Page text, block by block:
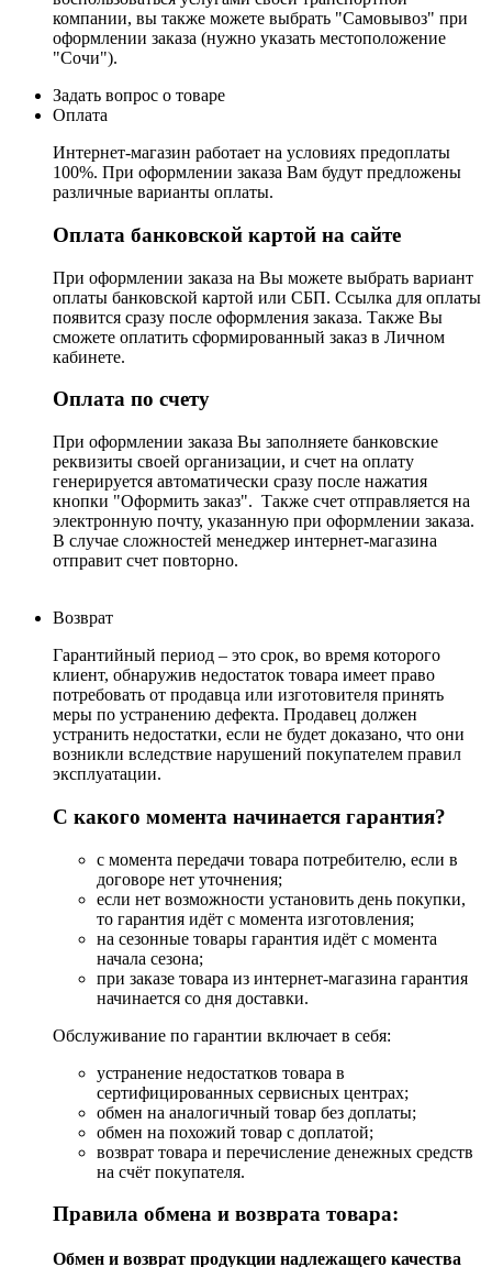
компании, вы также можете выбрать "Самовывоз" при
оформлении заказа (нужно указать местоположение
"Сочи").
Задать вопрос о товаре
Оплата
Интернет-магазин работает на условиях предоплаты
100%. При оформлении заказа Вам будут предложены
различные варианты оплаты.
Оплата банковской картой на сайте
При оформлении заказа на Вы можете выбрать вариант
оплаты банковской картой или СБП. Ссылка для оплаты
появится сразу после оформления заказа. Также Вы
сможете оплатить сформированный заказ в Личном
кабинете.
Оплата по счету
При оформлении заказа Вы заполняете банковские
реквизиты своей организации, и счет на оплату
генерируется автоматически сразу после нажатия
кнопки "Оформить заказ". Также счет отправляется на
электронную почту, указанную при оформлении заказа.
В случае сложностей менеджер интернет-магазина
отправит счет повторно.
Возврат
Гарантийный период – это срок, во время которого
клиент, обнаружив недостаток товара имеет право
потребовать от продавца или изготовителя принять
меры по устранению дефекта. Продавец должен
устранить недостатки, если не будет доказано, что они
возникли вследствие нарушений покупателем правил
эксплуатации.
С какого момента начинается гарантия?
с момента передачи товара потребителю, если в
договоре нет уточнения;
если нет возможности установить день покупки,
то гарантия идёт с момента изготовления;
на сезонные товары гарантия идёт с момента
начала сезона;
при заказе товара из интернет-магазина гарантия
начинается со дня доставки.
Обслуживание по гарантии включает в себя:
устранение недостатков товара в
сертифицированных сервисных центрах;
обмен на аналогичный товар без доплаты;
обмен на похожий товар с доплатой;
возврат товара и перечисление денежных средств
на счёт покупателя.
Правила обмена и возврата товара:
Обмен и возврат продукции надлежащего качества